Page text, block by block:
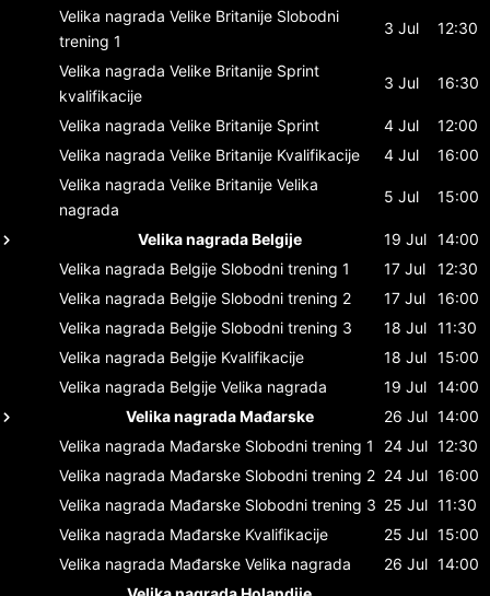
Velika nagrada Velike Britanije Slobodni
trening 1
3 Jul 12:30
Velika nagrada Velike Britanije Sprint
kvalifikacije
3 Jul 16:30
Velika nagrada Velike Britanije Sprint 4 Jul
12:00
Velika nagrada Velike Britanije Kvalifikacije 4 Jul
16:00
Velika nagrada Velike Britanije Velika
nagrada
5 Jul 15:00
Velika nagrada Belgije 19 Jul 14:00
Velika nagrada Belgije Slobodni trening 1 17 Jul
12:30
Velika nagrada Belgije Slobodni trening 2 17 Jul
16:00
Velika nagrada Belgije Slobodni trening 3 18 Jul 11:30
Velika nagrada Belgije Kvalifikacije 18 Jul 15:00
Velika nagrada Belgije Velika nagrada 19 Jul 14:00
Velika nagrada Mađarske
26 Jul 14:00
Velika nagrada Mađarske Slobodni trening 1 24 Jul 12:30
Velika nagrada Mađarske Slobodni trening 2 24 Jul 16:00
Velika nagrada Mađarske Slobodni trening 3 25 Jul 11:30
Velika nagrada Mađarske Kvalifikacije 25 Jul 15:00
Velika nagrada Mađarske Velika nagrada 26 Jul 14:00